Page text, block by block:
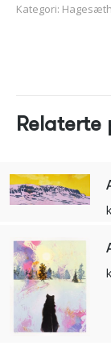
Kategori:
Relaterte